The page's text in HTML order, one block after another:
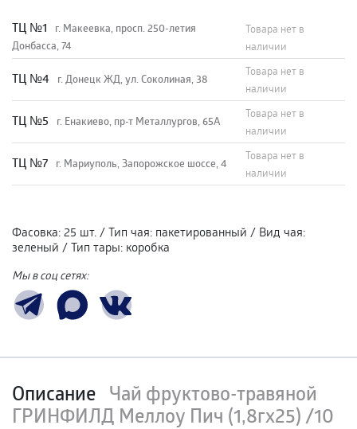
TЦ №1
г. Макеевка, просп. 250-летия
Донбасса, 74
Товара нет в
наличии
TЦ №4 г. Донецк ЖД, ул. Соколиная, 38
Товара нет в
наличии
TЦ №5 г. Енакиево, пр-т Металлургов, 65А
Товара нет в
наличии
ТЦ №7 г. Мариуполь, Запорожское шоссе, 4
Товара нет в
наличии
Фасовка: 25 шт. / Тип чая: пакетированный / Вид чая:
зеленый / Тип тары: коробка
Мы в соц сетях:
Описание Чай фруктово-травяной
ГРИНФИЛД Меллоу Пич (1,8гх25) /10